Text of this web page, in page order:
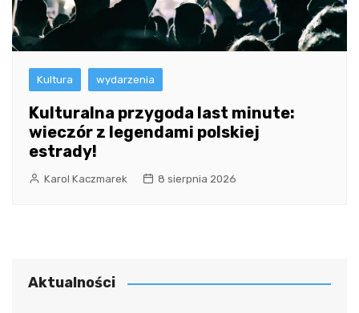
Kultura wydarzenia
Kulturalna przygoda last minute:
wieczór z legendami polskiej
estrady!
Karol Kaczmarek 8 sierpnia 2026
Aktualności